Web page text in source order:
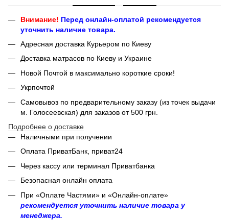
Внимание! Перед онлайн-оплатой рекомендуется
уточнить наличие товара.
Адресная доставка Курьером по Киеву
Доставка матрасов по Киеву и Украине
Новой Почтой в максимально короткие сроки!
Укрпочтой
Самовывоз по предварительному заказу (из точек выдачи
м. Голосеевская) для заказов от 500 грн.
Подробнее о доставке
Наличными при получении
Оплата ПриватБанк, приват24
Через кассу или терминал Приватбанка
Безопасная онлайн оплата
При «Оплате Частями» и «Онлайн-оплате»
рекомендуется уточнить наличие товара у
менеджера.